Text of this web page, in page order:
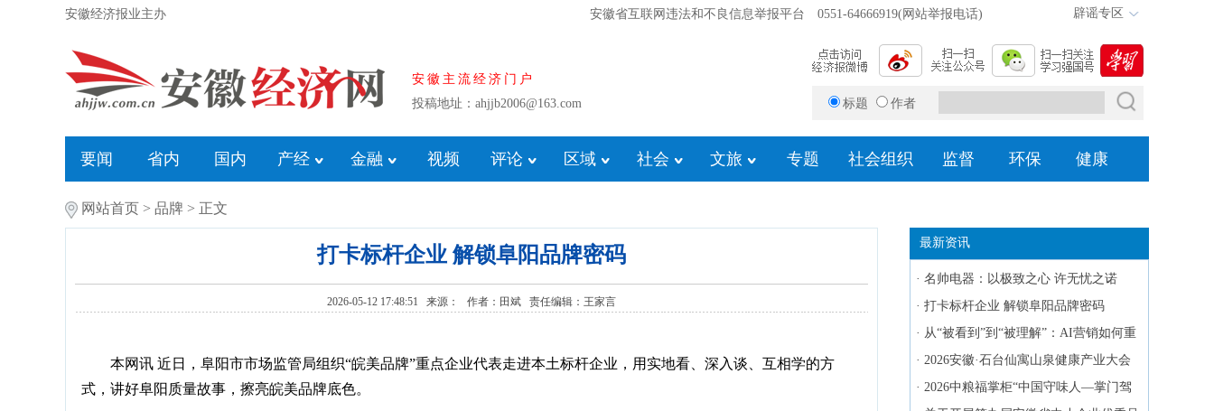
安徽经济报业主办 安徽省互联网违法和不良信息举报平台 0551-64666919(网站举报电话) 辟谣专区
安徽主流经济门户
投稿地址：ahjjb2006@163.com
标题 作者
要闻 省内 国内 产经 金融 视频 评论 区域 社会 文旅 专题 社会组织 监督 环保 健康
网站首页 > 品牌 > 正文
打卡标杆企业 解锁阜阳品牌密码
2026-05-12 17:48:51 来源： 作者：田斌 责任编辑：王家言
本网讯 近日，阜阳市市场监管局组织“皖美品牌”重点企业代表走进本土标杆企业，用实地看、深入谈、互相学的方
式，讲好阜阳质量故事，擦亮皖美品牌底色。
最新资讯
· 名帅电器：以极致之心 许无忧之诺
· 打卡标杆企业 解锁阜阳品牌密码
· 从“被看到”到“被理解”：AI营销如何重
塑品牌建设的底层逻辑
· 2026安徽·石台仙寓山泉健康产业大会
暨新品发布会在合肥召开
· 2026中粮福掌柜“中国守味人—掌门驾